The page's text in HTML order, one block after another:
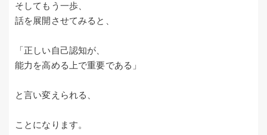
そしてもう一歩、
話を展開させてみると、
「正しい自己認知が、
能力を高める上で重要である」
と言い変えられる、
ことになります。